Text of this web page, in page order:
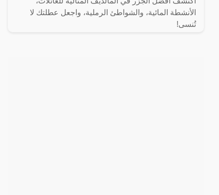
الأنشطة المائية، والشواطئ الرملية، واجعل عطلتك لا
تُنسى!